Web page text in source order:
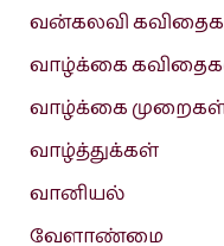
வன்கலவி
வாழ்க்கை
வாழ்க்கை
வாழ்த்துக்கள்
வானியல்
வேளாண்மை